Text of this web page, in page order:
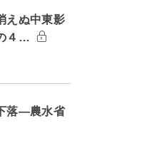
えぬ中東影
４…
落―農水省